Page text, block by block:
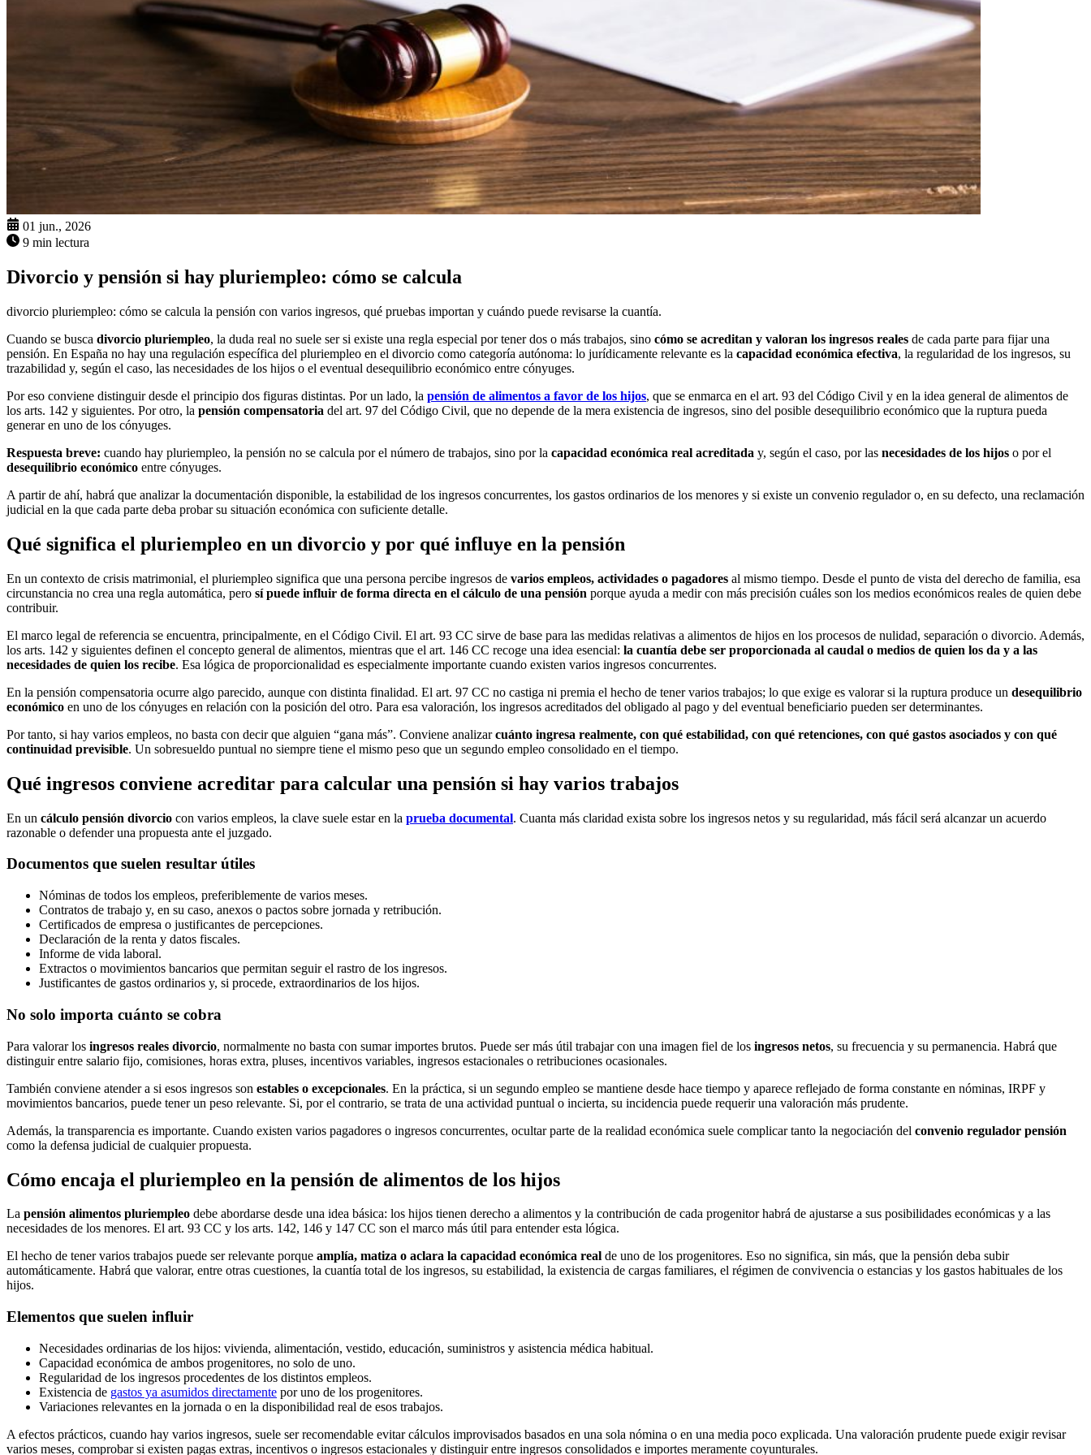
01 jun., 2026
9 min lectura
Divorcio y pensión si hay pluriempleo: cómo se calcula
divorcio pluriempleo: cómo se calcula la pensión con varios ingresos, qué pruebas importan y cuándo puede revisarse la cuantía.
Cuando se busca divorcio pluriempleo, la duda real no suele ser si existe una regla especial por tener dos o más trabajos, sino cómo se acreditan y valoran los ingresos reales de cada parte para fijar una
pensión. En España no hay una regulación específica del pluriempleo en el divorcio como categoría autónoma: lo jurídicamente relevante es la capacidad económica efectiva, la regularidad de los ingresos, su
trazabilidad y, según el caso, las necesidades de los hijos o el eventual desequilibrio económico entre cónyuges.
Por eso conviene distinguir desde el principio dos figuras distintas. Por un lado, la pensión de alimentos a favor de los hijos, que se enmarca en el art. 93 del Código Civil y en la idea general de alimentos de
los arts. 142 y siguientes. Por otro, la pensión compensatoria del art. 97 del Código Civil, que no depende de la mera existencia de ingresos, sino del posible desequilibrio económico que la ruptura pueda
generar en uno de los cónyuges.
Respuesta breve: cuando hay pluriempleo, la pensión no se calcula por el número de trabajos, sino por la capacidad económica real acreditada y, según el caso, por las necesidades de los hijos o por el
desequilibrio económico entre cónyuges.
A partir de ahí, habrá que analizar la documentación disponible, la estabilidad de los ingresos concurrentes, los gastos ordinarios de los menores y si existe un convenio regulador o, en su defecto, una reclamación
judicial en la que cada parte deba probar su situación económica con suficiente detalle.
Qué significa el pluriempleo en un divorcio y por qué influye en la pensión
En un contexto de crisis matrimonial, el pluriempleo significa que una persona percibe ingresos de varios empleos, actividades o pagadores al mismo tiempo. Desde el punto de vista del derecho de familia, esa
circunstancia no crea una regla automática, pero sí puede influir de forma directa en el cálculo de una pensión porque ayuda a medir con más precisión cuáles son los medios económicos reales de quien debe
contribuir.
El marco legal de referencia se encuentra, principalmente, en el Código Civil. El art. 93 CC sirve de base para las medidas relativas a alimentos de hijos en los procesos de nulidad, separación o divorcio. Además,
los arts. 142 y siguientes definen el concepto general de alimentos, mientras que el art. 146 CC recoge una idea esencial: la cuantía debe ser proporcionada al caudal o medios de quien los da y a las
necesidades de quien los recibe. Esa lógica de proporcionalidad es especialmente importante cuando existen varios ingresos concurrentes.
En la pensión compensatoria ocurre algo parecido, aunque con distinta finalidad. El art. 97 CC no castiga ni premia el hecho de tener varios trabajos; lo que exige es valorar si la ruptura produce un desequilibrio
económico en uno de los cónyuges en relación con la posición del otro. Para esa valoración, los ingresos acreditados del obligado al pago y del eventual beneficiario pueden ser determinantes.
Por tanto, si hay varios empleos, no basta con decir que alguien “gana más”. Conviene analizarcuánto ingresa realmente, con qué estabilidad, con qué retenciones, con qué gastos asociados y con qué
continuidad previsible. Un sobresueldo puntual no siempre tiene el mismo peso que un segundo empleo consolidado en el tiempo.
Qué ingresos conviene acreditar para calcular una pensión si hay varios trabajos
En un cálculo pensión divorcio con varios empleos, la clave suele estar en la prueba documental. Cuanta más claridad exista sobre los ingresos netos y su regularidad, más fácil será alcanzar un acuerdo
razonable o defender una propuesta ante el juzgado.
Documentos que suelen resultar útiles
Nóminas de todos los empleos, preferiblemente de varios meses.
Contratos de trabajo y, en su caso, anexos o pactos sobre jornada y retribución.
Certificados de empresa o justificantes de percepciones.
Declaración de la renta y datos fiscales.
Informe de vida laboral.
Extractos o movimientos bancarios que permitan seguir el rastro de los ingresos.
Justificantes de gastos ordinarios y, si procede, extraordinarios de los hijos.
No solo importa cuánto se cobra
Para valorar los ingresos reales divorcio, normalmente no basta con sumar importes brutos. Puede ser más útil trabajar con una imagen fiel de los ingresos netos, su frecuencia y su permanencia. Habrá que
distinguir entre salario fijo, comisiones, horas extra, pluses, incentivos variables, ingresos estacionales o retribuciones ocasionales.
También conviene atender a si esos ingresos son estables o excepcionales. En la práctica, si un segundo empleo se mantiene desde hace tiempo y aparece reflejado de forma constante en nóminas, IRPF y
movimientos bancarios, puede tener un peso relevante. Si, por el contrario, se trata de una actividad puntual o incierta, su incidencia puede requerir una valoración más prudente.
Además, la transparencia es importante. Cuando existen varios pagadores o ingresos concurrentes, ocultar parte de la realidad económica suele complicar tanto la negociación del convenio regulador pensión
como la defensa judicial de cualquier propuesta.
Cómo encaja el pluriempleo en la pensión de alimentos de los hijos
La pensión alimentos pluriempleo debe abordarse desde una idea básica: los hijos tienen derecho a alimentos y la contribución de cada progenitor habrá de ajustarse a sus posibilidades económicas y a las
necesidades de los menores. El art. 93 CC y los arts. 142, 146 y 147 CC son el marco más útil para entender esta lógica.
El hecho de tener varios trabajos puede ser relevante porque amplía, matiza o aclara la capacidad económica real de uno de los progenitores. Eso no significa, sin más, que la pensión deba subir
automáticamente. Habrá que valorar, entre otras cuestiones, la cuantía total de los ingresos, su estabilidad, la existencia de cargas familiares, el régimen de convivencia o estancias y los gastos habituales de los
hijos.
Elementos que suelen influir
Necesidades ordinarias de los hijos: vivienda, alimentación, vestido, educación, suministros y asistencia médica habitual.
Capacidad económica de ambos progenitores, no solo de uno.
Regularidad de los ingresos procedentes de los distintos empleos.
Existencia de gastos ya asumidos directamente por uno de los progenitores.
Variaciones relevantes en la jornada o en la disponibilidad real de esos trabajos.
A efectos prácticos, cuando hay varios ingresos, suele ser recomendable evitar cálculos improvisados basados en una sola nómina o en una media poco explicada. Una valoración prudente puede exigir revisar
varios meses, comprobar si existen pagas extras, incentivos o ingresos estacionales y distinguir entre ingresos consolidados e importes meramente coyunturales.